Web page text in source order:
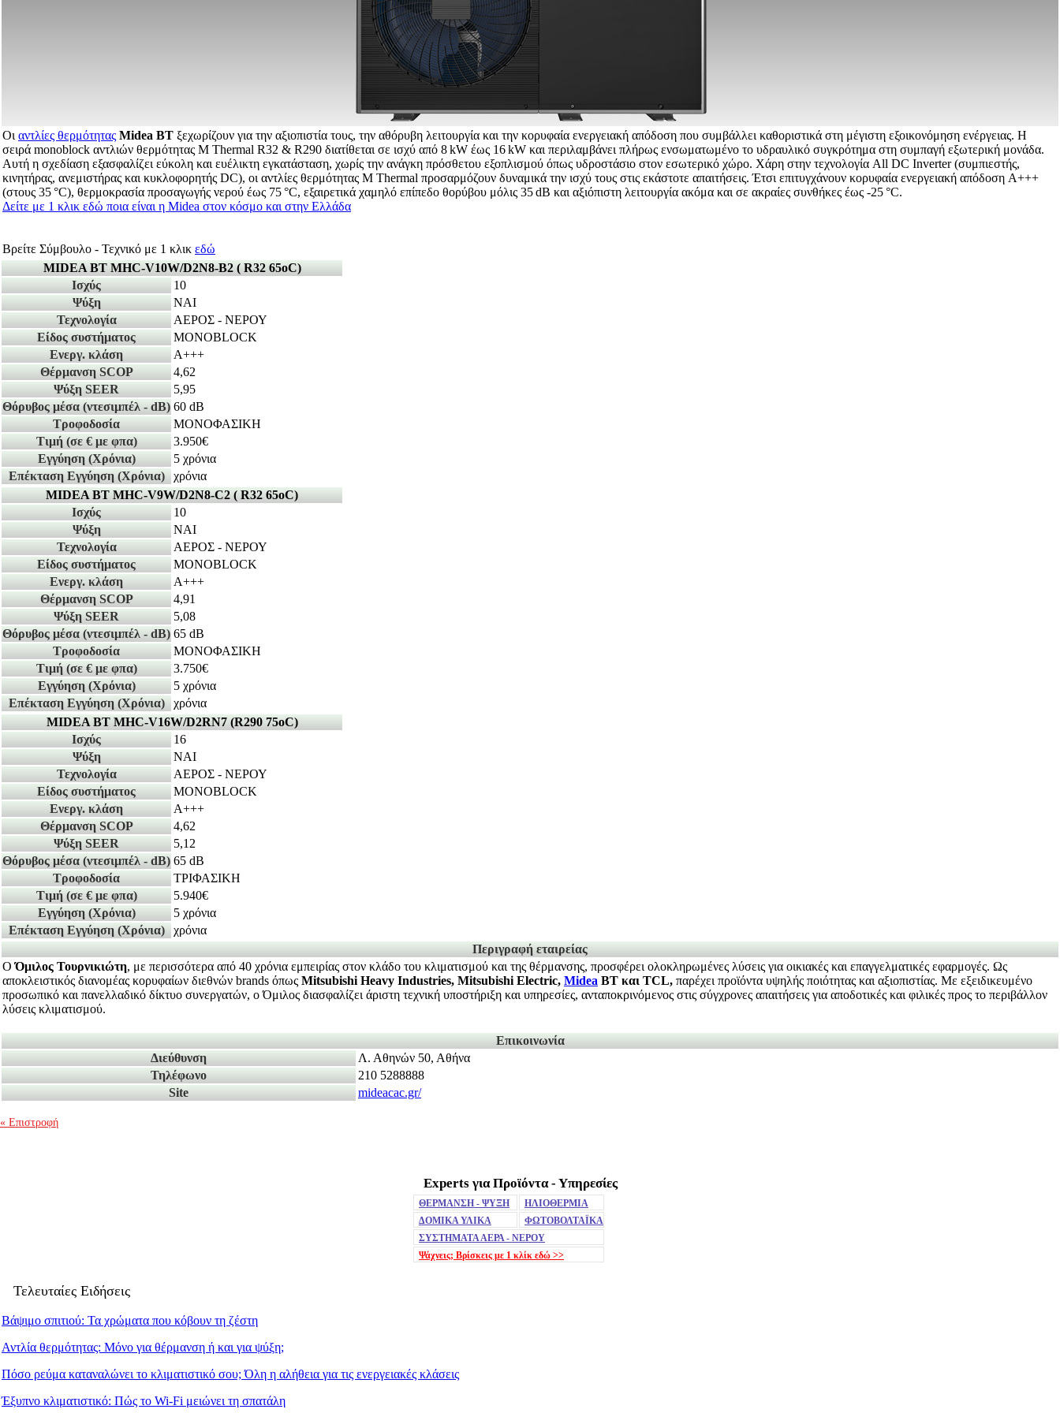
Οι αντλίες θερμότητας Midea BT ξεχωρίζουν για την αξιοπιστία τους, την αθόρυβη λειτουργία και την κορυφαία ενεργειακή απόδοση που συμβάλλει καθοριστικά στη μέγιστη εξοικονόμηση ενέργειας. Η
σειρά monoblock αντλιών θερμότητας M Thermal R32 & R290 διατίθεται σε ισχύ από 8 kW έως 16 kW και περιλαμβάνει πλήρως ενσωματωμένο το υδραυλικό συγκρότημα στη συμπαγή εξωτερική μονάδα.
Αυτή η σχεδίαση εξασφαλίζει εύκολη και ευέλικτη εγκατάσταση, χωρίς την ανάγκη πρόσθετου εξοπλισμού όπως υδροστάσιο στον εσωτερικό χώρο. Χάρη στην τεχνολογία All DC Inverter (συμπιεστής,
κινητήρας, ανεμιστήρας και κυκλοφορητής DC), οι αντλίες θερμότητας M Thermal προσαρμόζουν δυναμικά την ισχύ τους στις εκάστοτε απαιτήσεις. Έτσι επιτυγχάνουν κορυφαία ενεργειακή απόδοση A+++
(στους 35 °C), θερμοκρασία προσαγωγής νερού έως 75 °C, εξαιρετικά χαμηλό επίπεδο θορύβου μόλις 35 dB και αξιόπιστη λειτουργία ακόμα και σε ακραίες συνθήκες έως -25 °C.
Δείτε με 1 κλικ εδώ ποια είναι η Μidea στον κόσμο και στην Ελλάδα
Βρείτε Σύμβουλο - Τεχνικό με 1 κλικ εδώ
MIDEA BT MHC-V10W/D2N8-B2 ( R32 65οC)
Ισχύς
10
Ψύξη
ΝΑΙ
Τεχνολογία
ΑΕΡΟΣ - ΝΕΡΟΥ
Είδος συστήματος
MONOBLOCK
Ενεργ. κλάση
A+++
Θέρμανση SCOP
4,62
Ψύξη SEER
5,95
Θόρυβος μέσα (ντεσιμπέλ - dB) 60 dB
Τροφοδοσία
ΜΟΝΟΦΑΣΙΚΗ
Τιμή (σε € με φπα)
3.950€
Εγγύηση (Χρόνια)
5 χρόνια
Επέκταση Εγγύηση (Χρόνια)
χρόνια
MIDEA BT MHC-V9W/D2N8-C2 ( R32 65οC)
Ισχύς
10
Ψύξη
ΝΑΙ
Τεχνολογία
ΑΕΡΟΣ - ΝΕΡΟΥ
Είδος συστήματος
MONOBLOCK
Ενεργ. κλάση
A+++
Θέρμανση SCOP
4,91
Ψύξη SEER
5,08
Θόρυβος μέσα (ντεσιμπέλ - dB) 65 dB
Τροφοδοσία
ΜΟΝΟΦΑΣΙΚΗ
Τιμή (σε € με φπα)
3.750€
Εγγύηση (Χρόνια)
5 χρόνια
Επέκταση Εγγύηση (Χρόνια)
χρόνια
MIDEA BT MHC-V16W/D2RN7 (R290 75οC)
Ισχύς
16
Ψύξη
ΝΑΙ
Τεχνολογία
ΑΕΡΟΣ - ΝΕΡΟΥ
Είδος συστήματος
MONOBLOCK
Ενεργ. κλάση
A+++
Θέρμανση SCOP
4,62
Ψύξη SEER
5,12
Θόρυβος μέσα (ντεσιμπέλ - dB) 65 dB
Τροφοδοσία
ΤΡΙΦΑΣΙΚΗ
Τιμή (σε € με φπα)
5.940€
Εγγύηση (Χρόνια)
5 χρόνια
Επέκταση Εγγύηση (Χρόνια)
χρόνια
Περιγραφή εταιρείας
ΟΌμιλος Τουρνικιώτη, με περισσότερα από 40 χρόνια εμπειρίας στον κλάδο του κλιματισμού και της θέρμανσης, προσφέρει ολοκληρωμένες λύσεις για οικιακές και επαγγελματικές εφαρμογές. Ως
αποκλειστικός διανομέας κορυφαίων διεθνών brands όπως Mitsubishi Heavy Industries, Mitsubishi Electric, Midea BT και TCL, παρέχει προϊόντα υψηλής ποιότητας και αξιοπιστίας. Με εξειδικευμένο
προσωπικό και πανελλαδικό δίκτυο συνεργατών, ο Όμιλος διασφαλίζει άριστη τεχνική υποστήριξη και υπηρεσίες, ανταποκρινόμενος στις σύγχρονες απαιτήσεις για αποδοτικές και φιλικές προς το περιβάλλον
λύσεις κλιματισμού.
Επικοινωνία
Διεύθυνση
Λ. Αθηνών 50, Αθήνα
Τηλέφωνο
210 5288888
Site
mideacac.gr/
« Επιστροφή
Experts για Προϊόντα - Υπηρεσίες
ΘΕΡΜΑΝΣΗ - ΨΥΞΗ
ΗΛΙΟΘΕΡΜΙΑ
ΔΟΜΙΚΑ ΥΛΙΚΑ
ΦΩΤΟΒΟΛΤΑΪΚΑ
ΣΥΣΤΗΜΑΤΑ ΑΕΡΑ - ΝΕΡΟΥ
Ψάχνεις; Βρίσκεις με 1 κλίκ εδώ >>
Τελευταίες Ειδήσεις
Βάψιμο σπιτιού: Τα χρώματα που κόβουν τη ζέστη
Αντλία θερμότητας: Μόνο για θέρμανση ή και για ψύξη;
Πόσο ρεύμα καταναλώνει το κλιματιστικό σου; Όλη η αλήθεια για τις ενεργειακές κλάσεις
Έξυπνο κλιματιστικό: Πώς το Wi-Fi μειώνει τη σπατάλη